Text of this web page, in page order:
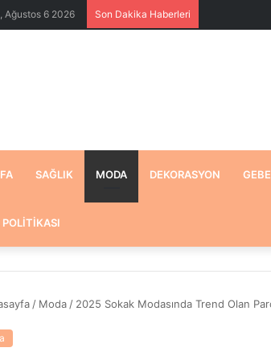
Ağustos 6 2026 Son Dakika Haberleri
SAĞLIK MODA DEKORASYON
/ Moda / 2025 Sokak Modasında Trend Olan